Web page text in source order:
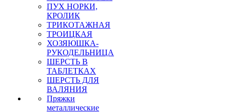
ПУХ НОРКИ,
КРОЛИК
ТРИКОТАЖНАЯ
ТРОИЦКАЯ
ХОЗЯЮШКА-
РУКОДЕЛЬНИЦА
ШЕРСТЬ В
ТАБЛЕТКАХ
ШЕРСТЬ ДЛЯ
ВАЛЯНИЯ
Пряжки
металлические